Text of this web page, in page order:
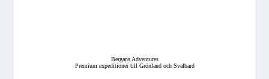
Bergans Adventures
Premium expeditioner till Grönland och Svalbard